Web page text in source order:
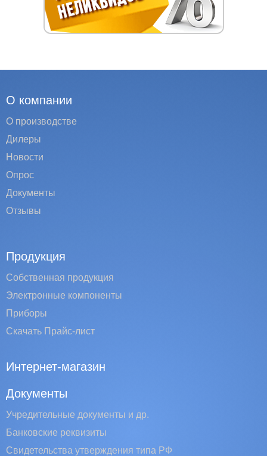
О компании
О производстве
Дилеры
Новости
Опрос
Документы
Отзывы
Продукция
Собственная продукция
Электронные компоненты
Приборы
Скачать Прайс-лист
Интернет-магазин
Документы
Учредительные документы и др.
Банковские реквизиты
Свидетельства утверждения типа РФ